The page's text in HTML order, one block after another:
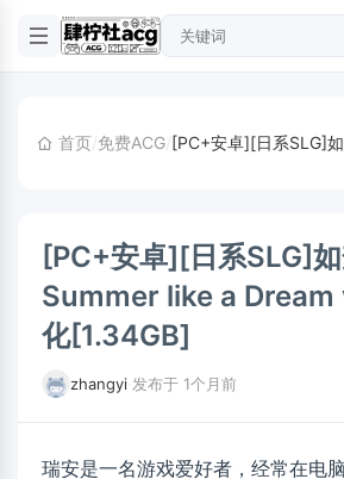
首页/免费ACG/
[PC+安卓][日系SLG]
Summer like a Dream
化[1.34GB]
zhangyi 发布于 1个月前
瑞安是一名游戏爱好者，经常在电